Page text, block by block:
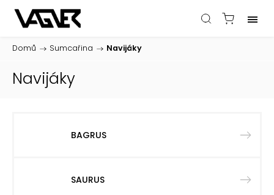
Domů / Sumcařina / Navijáky
Navijáky
BAGRUS
SAURUS